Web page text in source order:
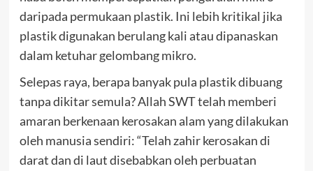
daripada permukaan plastik. Ini lebih kritikal jika
plastik digunakan berulang kali atau dipanaskan
dalam ketuhar gelombang mikro.
Selepas raya, berapa banyak pula plastik dibuang
tanpa dikitar semula? Allah SWT telah memberi
amaran berkenaan kerosakan alam yang dilakukan
oleh manusia sendiri: “Telah zahir kerosakan di
darat dan di laut disebabkan oleh perbuatan